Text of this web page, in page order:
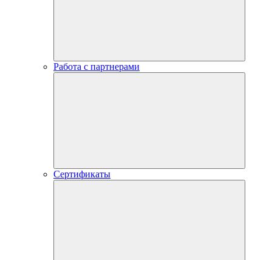
Работа с партнерами
Сертификаты